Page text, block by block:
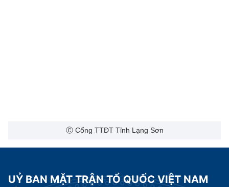
Ⓒ Cổng TTĐT Tỉnh Lạng Sơn
UỶ BAN MẶT TRẬN TỔ QUỐC VIỆT NAM